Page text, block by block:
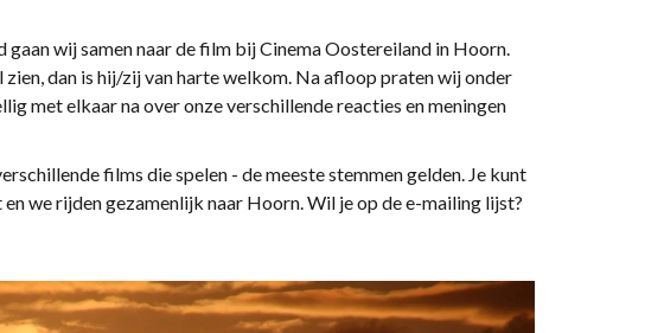
wij samen naar de film bij Cinema Oostereiland in Hoorn.
dan is hij/zij van harte welkom. Na afloop praten wij onder
met elkaar na over onze verschillende reacties en meningen
films die spelen - de meeste stemmen gelden. Je kunt
we rijden gezamenlijk naar Hoorn. Wil je op de e-mailing lijst?